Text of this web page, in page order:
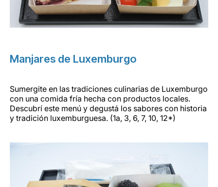
Manjares de Luxemburgo
Sumergite en las tradiciones culinarias de Luxemburgo
con una comida fría hecha con productos locales.
Descubrí este menú y degustá los sabores con historia
y tradición luxemburguesa. (1a, 3, 6, 7, 10, 12*)